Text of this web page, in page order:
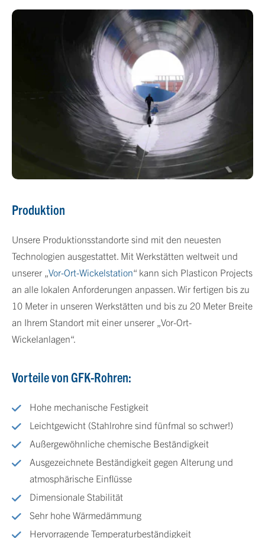
Produktion
Unsere Produktionsstandorte sind mit den neuesten
Technologien ausgestattet. Mit Werkstätten weltweit und
unserer „ Vor-Ort-Wickelstation“ kann sich Plasticon Projects
an alle lokalen Anforderungen anpassen. Wir fertigen bis zu
10 Meter in unseren Werkstätten und bis zu 20 Meter Breite
an Ihrem Standort mit einer unserer „Vor-Ort-
Wickelanlagen“.
Vorteile von GFK-Rohren:
Hohe mechanische Festigkeit
Leichtgewicht (Stahlrohre sind fünfmal so schwer!)
Außergewöhnliche chemische Beständigkeit
Ausgezeichnete Beständigkeit gegen Alterung und
atmosphärische Einflüsse
Dimensionale Stabilität
Sehr hohe Wärmedämmung
Hervorragende Temperaturbeständigkeit